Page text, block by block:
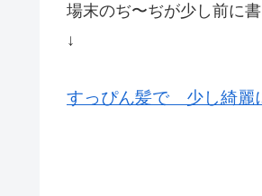
場末のぢ〜ぢが少し前に
↓
すっぴん髪で 少し綺麗